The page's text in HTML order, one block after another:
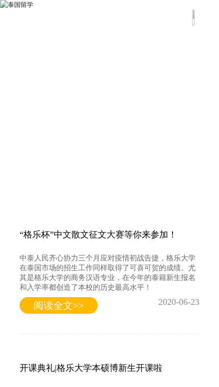
“格乐杯”中文散文征文大赛等你来参加！
中泰人民齐心协力三个月应对疫情初战告捷，格乐大学
在泰国市场的招生工作同样取得了可喜可贺的成绩。尤
其是格乐大学的商务汉语专业，在今年的泰籍新生报名
和入学率都创造了本校的历史最高水平！
阅读全文>> 2020-06-23
开课典礼|格乐大学本硕博新生开课啦